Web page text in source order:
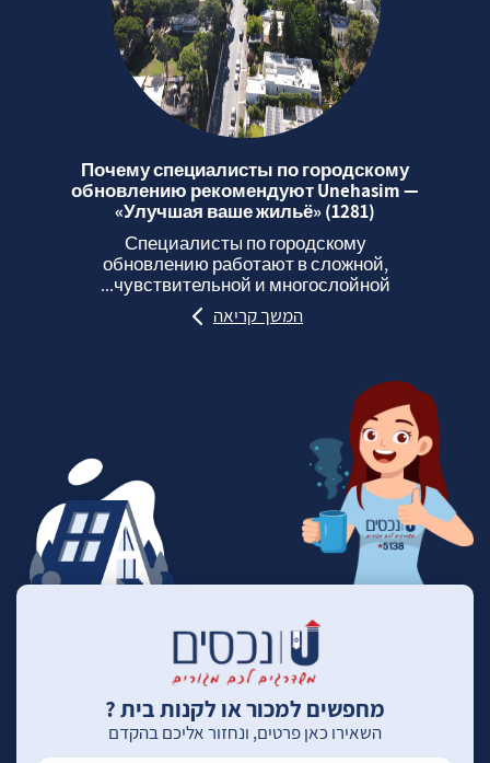
Почему специалисты по городскому
обновлению рекомендуют Unehasim —
«Улучшая ваше жильё» (1281)
Специалисты по городскому
обновлению работают в сложной,
чувствительной и многослойной...
המשך קריאה
מחפשים למכור או לקנות בית ?
השאירו כאן פרטים, ונחזור אליכם בהקדם